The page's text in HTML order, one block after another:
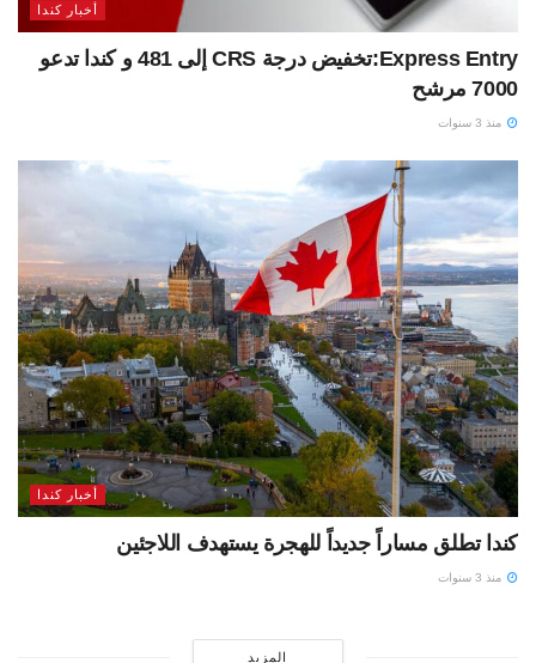
أخبار كندا
Express Entry:تخفيض درجة CRS إلى 481 و كندا تدعو
7000 مرشح
منذ 3 سنوات
أخبار كندا
كندا تطلق مساراً جديداً للهجرة يستهدف اللاجئين
منذ 3 سنوات
المزيد